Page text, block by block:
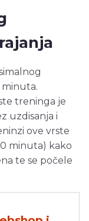
treninga je
uzdisanja i
ove vrste
minuta) kako
te se počele